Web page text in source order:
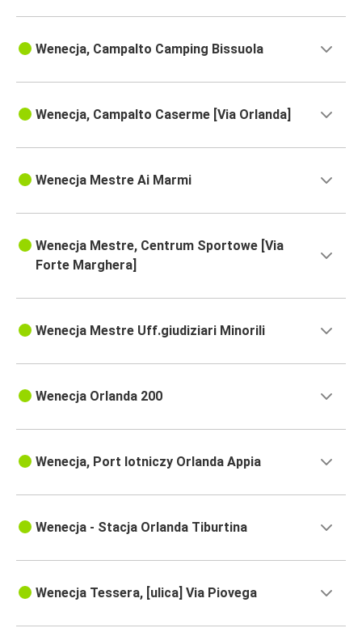
Wenecja, Campalto Camping Bissuola
Wenecja, Campalto Caserme [Via Orlanda]
Wenecja Mestre Ai Marmi
Wenecja Mestre, Centrum Sportowe [Via
Forte Marghera]
Wenecja Mestre Uff.giudiziari Minorili
Wenecja Orlanda 200
Wenecja, Port lotniczy Orlanda Appia
Wenecja - Stacja Orlanda Tiburtina
Wenecja Tessera, [ulica] Via Piovega